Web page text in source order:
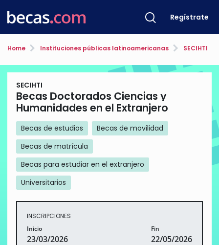
Regístrate
Home Instituciones públicas latinoamericanas SECIHTI
SECIHTI
Becas Doctorados Ciencias y
Humanidades en el Extranjero
Becas de estudios
Becas de movilidad
Becas de matrícula
Becas para estudiar en el extranjero
Universitarios
INSCRIPCIONES
Inicio
23/03/2026
Fin
22/05/2026